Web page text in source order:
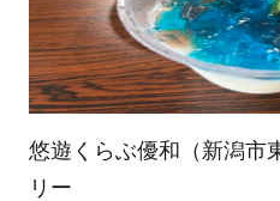
悠遊くらぶ優和（新潟
リー